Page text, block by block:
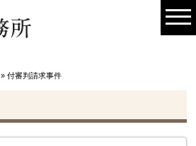
» 付審判請求事件